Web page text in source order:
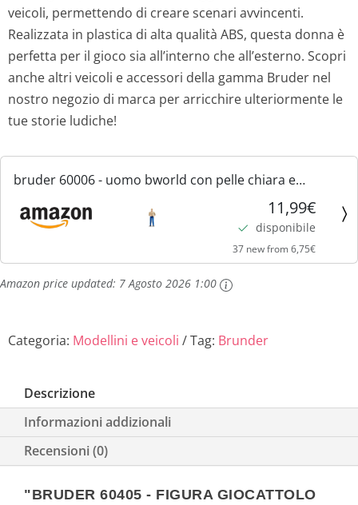
veicoli, permettendo di creare scenari avvincenti.
Realizzata in plastica di alta qualità ABS, questa donna è
perfetta per il gioco sia all’interno che all’esterno. Scopri
anche altri veicoli e accessori della gamma Bruder nel
nostro negozio di marca per arricchire ulteriormente le
tue storie ludiche!
bruder 60006 - uomo bworld con pelle chiara e
pantaloni blu, figura giocattolo, contadino, agricoltore
11,99€
disponibile
37 new from 6,75€
Amazon price updated: 7 Agosto 2026 1:00
Categoria: Modellini e veicoli Tag: Brunder
Descrizione
Informazioni addizionali
Recensioni (0)
"BRUDER 60405 - FIGURA GIOCATTOLO